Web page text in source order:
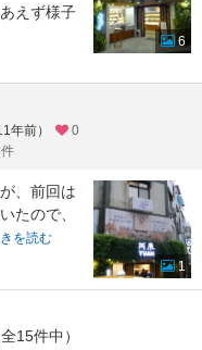
えず様子
6
年前）
0
、前回は
たので、
を読む
1
15件中）